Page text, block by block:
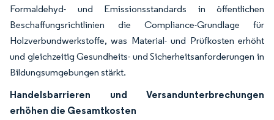
Formaldehyd- und Emissionsstandards in öffentlichen
Beschaffungsrichtlinien die Compliance-Grundlage für
Holzverbundwerkstoffe, was Material- und Prüfkosten erhöht
und gleichzeitig Gesundheits- und Sicherheitsanforderungen in
Bildungsumgebungen stärkt.
Handelsbarrieren und Versandunterbrechungen
erhöhen die Gesamtkosten